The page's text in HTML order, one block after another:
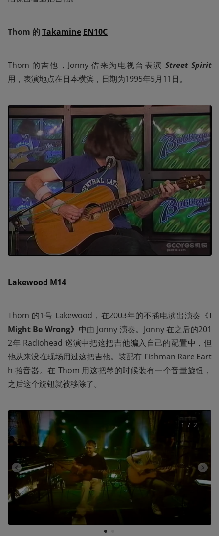
Thom 的 Takamine EN10C
Thom 的吉他，Jonny 借来为电视台表演
用，表演地点在日本横滨，日期为1995年5月11日。
Lakewood M14
Thom 的1号 Lakewood，在2003年的不插电演出演奏《I
Might Be Wrong》 中由 Jonny 演奏。Jonny 在之后的201
2年 Radiohead 巡演中把这把吉他编入自己的配置中，但
他从来没在现场用过这把吉他。装配有 Fishman Rare Eart
h 拾音器。在 Thom 用这把琴的时候装有一个音量旋钮，
之后这个旋钮就被移除了。
1
1 / 2